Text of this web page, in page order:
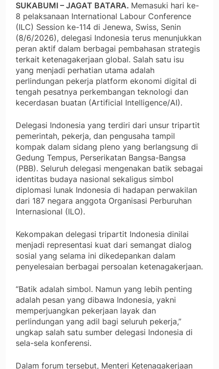
SUKABUMI – JAGAT BATARA. Memasuki hari ke-
8 pelaksanaan International Labour Conference
(ILC) Session ke-114 di Jenewa, Swiss, Senin
(8/6/2026), delegasi Indonesia terus menunjukkan
peran aktif dalam berbagai pembahasan strategis
terkait ketenagakerjaan global. Salah satu isu
yang menjadi perhatian utama adalah
perlindungan pekerja platform ekonomi digital di
tengah pesatnya perkembangan teknologi dan
kecerdasan buatan (Artificial Intelligence/AI).
Delegasi Indonesia yang terdiri dari unsur tripartit
pemerintah, pekerja, dan pengusaha tampil
kompak dalam sidang pleno yang berlangsung di
Gedung Tempus, Perserikatan Bangsa-Bangsa
(PBB). Seluruh delegasi mengenakan batik sebagai
identitas budaya nasional sekaligus simbol
diplomasi lunak Indonesia di hadapan perwakilan
dari 187 negara anggota Organisasi Perburuhan
Internasional (ILO).
Kekompakan delegasi tripartit Indonesia dinilai
menjadi representasi kuat dari semangat dialog
sosial yang selama ini dikedepankan dalam
penyelesaian berbagai persoalan ketenagakerjaan.
“Batik adalah simbol. Namun yang lebih penting
adalah pesan yang dibawa Indonesia, yakni
memperjuangkan pekerjaan layak dan
perlindungan yang adil bagi seluruh pekerja,”
ungkap salah satu sumber delegasi Indonesia di
sela-sela konferensi.
Dalam forum tersebut, Menteri Ketenagakerjaan